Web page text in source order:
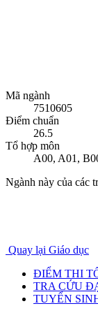
Mã ngành
7510605
Điểm chuẩn
26.5
Tổ hợp môn
A00, A01,
Ngành này của các
Quay lại Giáo dục
ĐIỂM THI
TRA CỨU
TUYỂN